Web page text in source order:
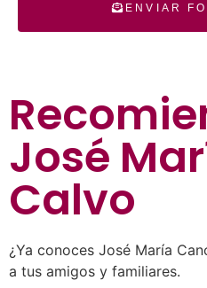
ENVIAR
José
Calvo
¿Ya conoces José María
a tus amigos y familiares.